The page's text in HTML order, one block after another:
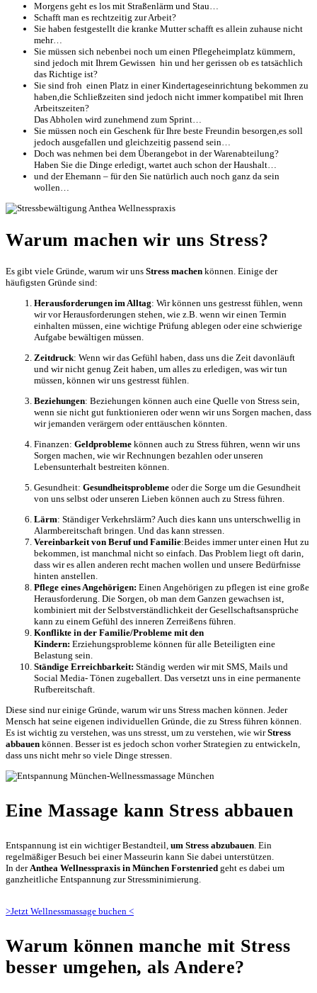
Morgens geht es los mit Straßenlärm und Stau…
Schafft man es rechtzeitig zur Arbeit?
Sie haben festgestellt die kranke Mutter schafft es allein zuhause nicht
mehr…
Sie müssen sich nebenbei noch um einen Pflegeheimplatz kümmern,
sind jedoch mit Ihrem Gewissen hin und her gerissen ob es tatsächlich
das Richtige ist?
Sie sind froh einen Platz in einer Kindertageseinrichtung bekommen zu
haben,die Schließzeiten sind jedoch nicht immer kompatibel mit Ihren
Arbeitszeiten?
Das Abholen wird zunehmend zum Sprint…
Sie müssen noch ein Geschenk für Ihre beste Freundin besorgen,es soll
jedoch ausgefallen und gleichzeitig passend sein…
Doch was nehmen bei dem Überangebot in der Warenabteilung?
Haben Sie die Dinge erledigt, wartet auch schon der Haushalt…
und der Ehemann – für den Sie natürlich auch noch ganz da sein
wollen…
Warum machen wir uns Stress?
Es gibt viele Gründe, warum wir uns Stress machen können. Einige der
häufigsten Gründe sind:
Herausforderungen im Alltag: Wir können uns gestresst fühlen, wenn
wir vor Herausforderungen stehen, wie z.B. wenn wir einen Termin
einhalten müssen, eine wichtige Prüfung ablegen oder eine schwierige
Aufgabe bewältigen müssen.
Zeitdruck: Wenn wir das Gefühl haben, dass uns die Zeit davonläuft
und wir nicht genug Zeit haben, um alles zu erledigen, was wir tun
müssen, können wir uns gestresst fühlen.
Beziehungen: Beziehungen können auch eine Quelle von Stress sein,
wenn sie nicht gut funktionieren oder wenn wir uns Sorgen machen, dass
wir jemanden verärgern oder enttäuschen könnten.
Finanzen: Geldprobleme können auch zu Stress führen, wenn wir uns
Sorgen machen, wie wir Rechnungen bezahlen oder unseren
Lebensunterhalt bestreiten können.
Gesundheit: Gesundheitsprobleme oder die Sorge um die Gesundheit
von uns selbst oder unseren Lieben können auch zu Stress führen.
Lärm: Ständiger Verkehrslärm? Auch dies kann uns unterschwellig in
Alarmbereitschaft bringen. Und das kann stressen.
Vereinbarkeit von Beruf und Familie:Beides immer unter einen Hut zu
bekommen, ist manchmal nicht so einfach. Das Problem liegt oft darin,
dass wir es allen anderen recht machen wollen und unsere Bedürfnisse
hinten anstellen.
Pflege eines Angehörigen: Einen Angehörigen zu pflegen ist eine große
Herausforderung. Die Sorgen, ob man dem Ganzen gewachsen ist,
kombiniert mit der Selbstverständlichkeit der Gesellschaftsansprüche
kann zu einem Gefühl des inneren Zerreißens führen.
Konflikte in der Familie/Probleme mit den
Kindern: Erziehungsprobleme können für alle Beteiligten eine
Belastung sein.
Ständige Erreichbarkeit: Ständig werden wir mit SMS, Mails und
Social Media- Tönen zugeballert. Das versetzt uns in eine permanente
Rufbereitschaft.
Diese sind nur einige Gründe, warum wir uns Stress machen können. Jeder
Mensch hat seine eigenen individuellen Gründe, die zu Stress führen können.
Es ist wichtig zu verstehen, was uns stresst, um zu verstehen, wie wirStress
abbauen können. Besser ist es jedoch schon vorher Strategien zu entwickeln,
dass uns nicht mehr so viele Dinge stressen.
Eine Massage kann Stress abbauen
Entspannung ist ein wichtiger Bestandteil, um Stress abzubauen. Ein
regelmäßiger Besuch bei einer Masseurin kann Sie dabei unterstützen.
In derAnthea Wellnesspraxis in München Forstenried geht es dabei um
ganzheitliche Entspannung zur Stressminimierung.
>Jetzt Wellnessmassage buchen <
Warum können manche mit Stress
besser umgehen, als Andere?